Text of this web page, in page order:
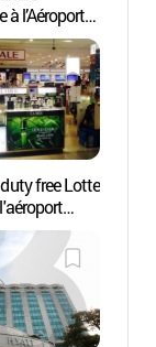
à l’Aéroport
천공항
관)
free Lotte